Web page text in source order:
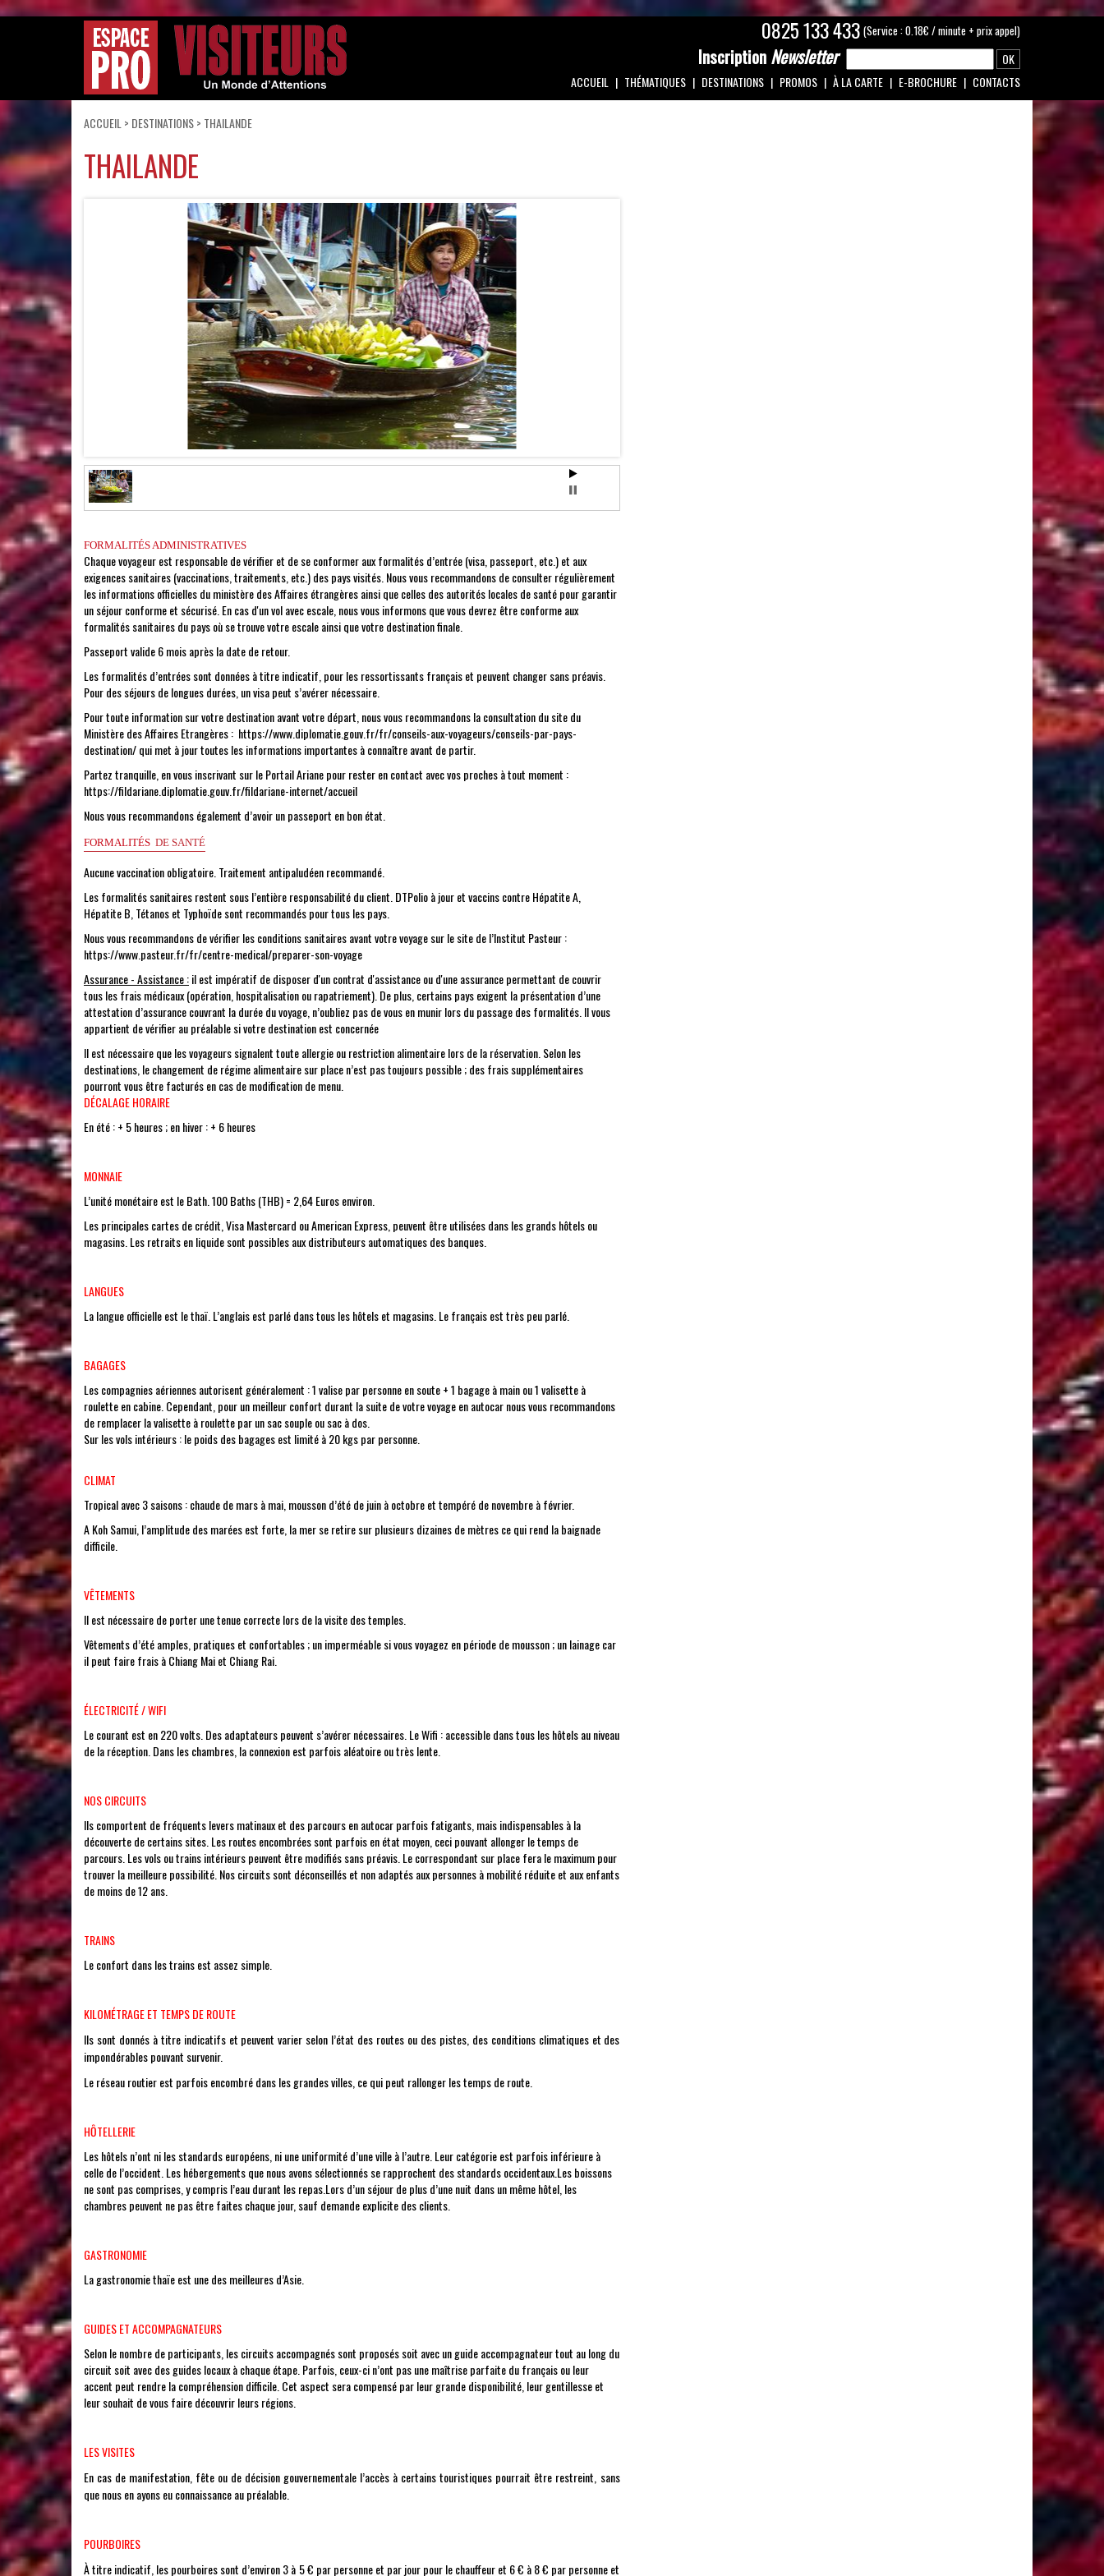
0825 133 433 (Service : 0.18€ / minute + prix appel)
InscriptionNewsletter
ACCUEIL THÉMATIQUES DESTINATIONS PROMOS À LA CARTE E-BROCHURE CONTACTS
ACCUEIL > DESTINATIONS> THAILANDE
THAILANDE
FORMALITÉS ADMINISTRATIVES
Chaque voyageur est responsable de vérifier et de se conformer aux formalités d’entrée (visa, passeport, etc.) et aux
exigences sanitaires (vaccinations, traitements, etc.) des pays visités. Nous vous recommandons de consulter régulièrement
les informations officielles du ministère des Affaires étrangères ainsi que celles des autorités locales de santé pour garantir
un séjour conforme et sécurisé. En cas d'un vol avec escale, nous vous informons que vous devrez être conforme aux
formalités sanitaires du pays où se trouve votre escale ainsi que votre destination finale.
Passeport valide 6 mois après la date de retour.
Les formalités d’entrées sont données à titre indicatif, pour les ressortissants français et peuvent changer sans préavis.
Pour des séjours de longues durées, un visa peut s’avérer nécessaire.
Pour toute information sur votre destination avant votre départ, nous vous recommandons la consultation du site du
Ministère des Affaires Etrangères : https://www.diplomatie.gouv.fr/fr/conseils-aux-voyageurs/conseils-par-pays-
destination/qui met à jour toutes les informations importantes à connaître avant de partir.
Partez tranquille, en vous inscrivant sur le Portail Ariane pour rester en contact avec vos proches à tout moment :
https://fildariane.diplomatie.gouv.fr/fildariane-internet/accueil
Nous vous recommandons également d’avoir un passeport en bon état.
FORMALITÉS DE SANTÉ
Aucune vaccination obligatoire. Traitement antipaludéen recommandé.
Les formalités sanitaires restent sous l’entière responsabilité du client. DTPolio à jour et vaccins contre Hépatite A,
Hépatite B, Tétanos et Typhoïde sont recommandés pour tous les pays.
Nous vous recommandons de vérifier les conditions sanitaires avant votre voyage sur le site de l’Institut Pasteur :
https://www.pasteur.fr/fr/centre-medical/preparer-son-voyage
Assurance - Assistance :il est impératif de disposer d'un contrat d'assistance ou d'une assurance permettant de couvrir
tous les frais médicaux (opération, hospitalisation ou rapatriement). De plus, certains pays exigent la présentation d’une
attestation d’assurance couvrant la durée du voyage, n’oubliez pas de vous en munir lors du passage des formalités. Il vous
appartient de vérifier au préalable si votre destination est concernée
Il est nécessaire que les voyageurs signalent toute allergie ou restriction alimentaire lors de la réservation. Selon les
destinations, le changement de régime alimentaire sur place n’est pas toujours possible ; des frais supplémentaires
pourront vous être facturés en cas de modification de menu.
DÉCALAGE HORAIRE
En été : + 5 heures ; en hiver : + 6 heures
MONNAIE
L’unité monétaire est le Bath. 100 Baths (THB) = 2,64 Euros environ.
Les principales cartes de crédit, Visa Mastercard ou American Express, peuvent être utilisées dans les grands hôtels ou
magasins. Les retraits en liquide sont possibles aux distributeurs automatiques des banques.
LANGUES
La langue officielle est le thaï. L’anglais est parlé dans tous les hôtels et magasins. Le français est très peu parlé.
BAGAGES
Les compagnies aériennes autorisent généralement : 1 valise par personne en soute + 1 bagage à main ou 1 valisette à
roulette en cabine. Cependant, pour un meilleur confort durant la suite de votre voyage en autocar nous vous recommandons
de remplacer la valisette à roulette par un sac souple ou sac à dos.
Sur les vols intérieurs : le poids des bagages est limité à 20 kgs par personne.
CLIMAT
Tropical avec 3 saisons : chaude de mars à mai, mousson d’été de juin à octobre et tempéré de novembre à février.
A Koh Samui, l’amplitude des marées est forte, la mer se retire sur plusieurs dizaines de mètres ce qui rend la baignade
difficile.
VÊTEMENTS
Il est nécessaire de porter une tenue correcte lors de la visite des temples.
Vêtements d’été amples, pratiques et confortables ; un imperméable si vous voyagez en période de mousson ; un lainage car
il peut faire frais à Chiang Mai et Chiang Rai.
ÉLECTRICITÉ / WIFI
Le courant est en 220 volts. Des adaptateurs peuvent s’avérer nécessaires. Le Wifi : accessible dans tous les hôtels au niveau
de la réception. Dans les chambres, la connexion est parfois aléatoire ou très lente.
NOS CIRCUITS
Ils comportent de fréquents levers matinaux et des parcours en autocar parfois fatigants, mais indispensables à la
découverte de certains sites. Les routes encombrées sont parfois en état moyen, ceci pouvant allonger le temps de
parcours. Les vols ou trains intérieurs peuvent être modifiés sans préavis. Le correspondant sur place fera le maximum pour
trouver la meilleure possibilité. Nos circuits sont déconseillés et non adaptés aux personnes à mobilité réduite et aux enfants
de moins de 12 ans.
TRAINS
Le confort dans les trains est assez simple.
KILOMÉTRAGE ET TEMPS DE ROUTE
Ils sont donnés à titre indicatifs et peuvent varier selon l’état des routes ou des pistes, des conditions climatiques et des
impondérables pouvant survenir.
Le réseau routier est parfois encombré dans les grandes villes, ce qui peut rallonger les temps de route.
HȎTELLERIE
Les hôtels n’ont ni les standards européens, ni une uniformité d’une ville à l’autre. Leur catégorie est parfois inférieure à
celle de l’occident. Les hébergements que nous avons sélectionnés se rapprochent des standards occidentaux.Les boissons
ne sont pas comprises, y compris l’eau durant les repas.Lors d’un séjour de plus d’une nuit dans un même hôtel, les
chambres peuvent ne pas être faites chaque jour, sauf demande explicite des clients.
GASTRONOMIE
La gastronomie thaïe est une des meilleures d’Asie.
GUIDES ET ACCOMPAGNATEURS
Selon le nombre de participants, les circuits accompagnés sont proposés soit avec un guide accompagnateur tout au long du
circuit soit avec des guides locaux à chaque étape. Parfois, ceux-ci n’ont pas une maîtrise parfaite du français ou leur
accent peut rendre la compréhension difficile. Cet aspect sera compensé par leur grande disponibilité, leur gentillesse et
leur souhait de vous faire découvrir leurs régions.
LES VISITES
En cas de manifestation, fête ou de décision gouvernementale l’accès à certains touristiques pourrait être restreint, sans
que nous en ayons eu connaissance au préalable.
POURBOIRES
À titre indicatif, les pourboires sont d’environ 3 à 5 € par personne et par jour pour le chauffeur et 6 € à 8 € par personne et